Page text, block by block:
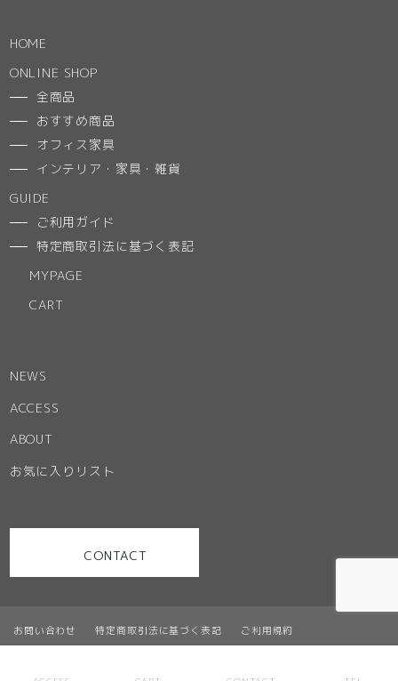
お問い合わせ 特定商取引法に基づく表記 ご利用規約
HOME
ONLINE SHOP
全商品
おすすめ商品
オフィス家具
インテリア・家具・雑貨
GUIDE
ご利用ガイド
特定商取引法に基づく表記
MYPAGE
CART
NEWS
ACCESS
ABOUT
お気に入りリスト
CONTACT